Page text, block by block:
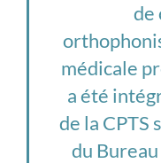
de
médicale
a été
de la CPTS
du